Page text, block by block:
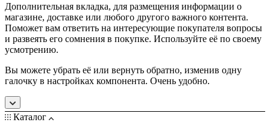
Дополнительная вкладка, для размещения информации о
магазине, доставке или любого другого важного контента.
Поможет вам ответить на интересующие покупателя вопросы
и развеять его сомнения в покупке. Используйте её по своему
усмотрению.
Вы можете убрать её или вернуть обратно, изменив одну
галочку в настройках компонента. Очень удобно.
Каталог